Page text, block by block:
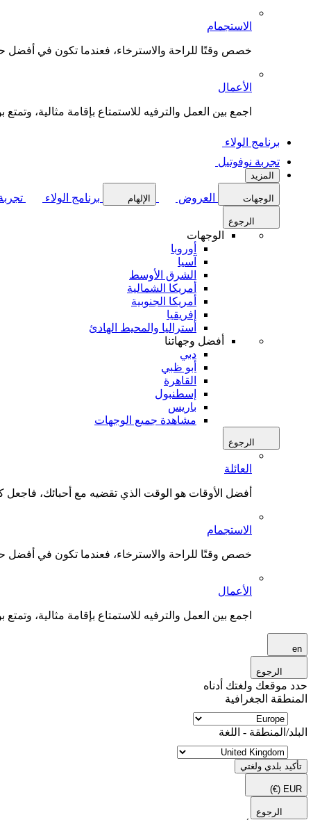
الاستجمام
خصص وقتًا للراحة والاسترخاء، فعندما تكون في أفضل
الأعمال
اجمع بين العمل والترفيه للاستمتاع بإقامة مثالية، وتمتع
برنامج الولاء
تجربة نوفوتيل
المزيد
الوجهات العروض الإلهام برنامج الولاء
الرجوع
الوجهات
أوروبا
آسيا
الشرق الأوسط
أمريكا الشمالية
أمريكا الجنوبية
إفريقيا
أستراليا والمحيط الهادئ
أفضل وجهاتنا
دبي
أبو ظبي
القاهرة
إسطنبول
باريس
مشاهدة جميع الوجهات
الرجوع
العائلة
أفضل الأوقات هو الوقت الذي تقضيه مع أحبائك، فاجعل
الاستجمام
خصص وقتًا للراحة والاسترخاء، فعندما تكون في أفضل
الأعمال
اجمع بين العمل والترفيه للاستمتاع بإقامة مثالية، وتمتع
en
الرجوع
حدد موقعك ولغتك أدناه
المنطقة الجغرافية
البلد/المنطقة - اللغة
تأكيد بلدي ولغتي
EUR
(€)
الرجوع